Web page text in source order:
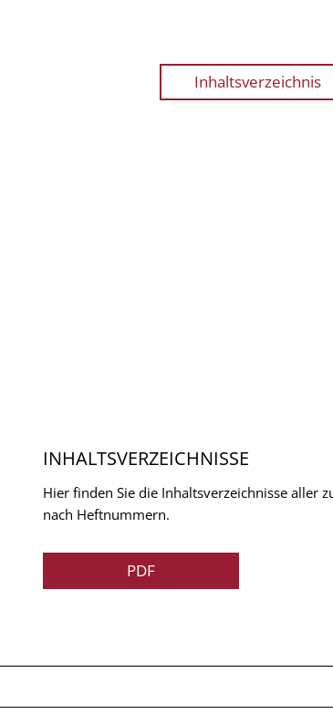
Inhaltsverzeichnis
INHALTSVERZEICHNISSE
Hier finden Sie die Inhaltsverzeichnisse aller
nach Heftnummern.
PDF